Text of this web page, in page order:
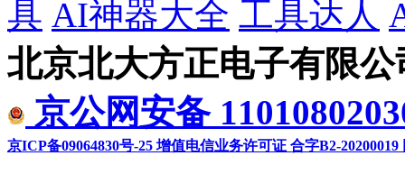
具 AI神器大全 工具达人
北京北大方正电子有限
京公网安备
京ICP备09064830号-25 增值电信业务许可证 合字B2-20200019